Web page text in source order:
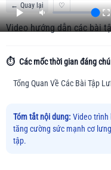
← Quay lại ♡
Video hướng dẫn các bài
⏱️ Các mốc thời gian đáng
Tổng Quan Về Các Bài Tập
Tóm tắt nội dung: Video trình
tăng cường sức mạnh cơ
tập.